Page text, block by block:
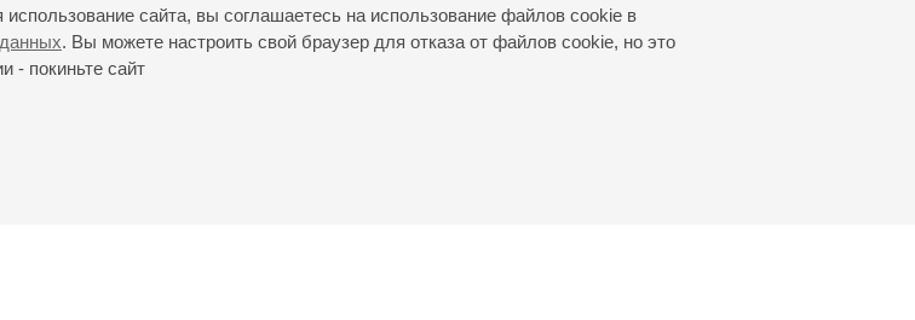
сайта, вы соглашаетесь на использование файлов cookie в
. Вы можете настроить свой браузер для отказа от файлов cookie, но это
- покиньте сайт